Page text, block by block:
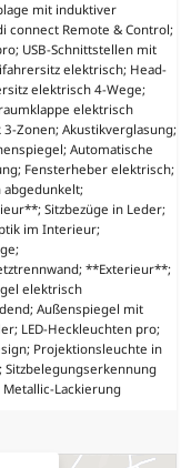
mit induktiver
connect Remote & Control;
USB-Schnittstellen mit
elektrisch; Head-
elektrisch 4-Wege;
elektrisch
Zonen; Akustikverglasung;
Automatische
Fensterheber elektrisch;
Sitzbezüge in Leder;
im Interieur;
**Exterieur**;
elektrisch
Außenspiegel mit
LED-Heckleuchten pro;
Projektionsleuchte in
Sitzbelegungserkennung
Lackierung